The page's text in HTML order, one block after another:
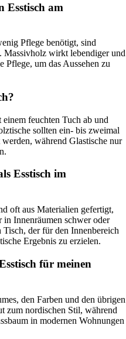
Esstisch am
Pflege benötigt, sind
Massivholz wirkt lebendiger und
Pflege, um das Aussehen zu
feuchten Tuch ab und
sollten ein- bis zweimal
während Glastische nur
Esstisch im
oft aus Materialien gefertigt,
in Innenräumen schwer oder
der für den Innenbereich
Ergebnis zu erzielen.
für meinen
den Farben und den übrigen
zum nordischen Stil, während
in modernen Wohnungen